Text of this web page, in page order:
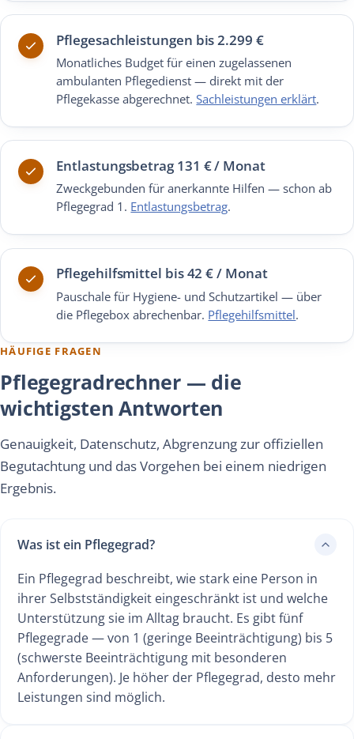
Pflegesachleistungen bis 2.299 €
Monatliches Budget für einen zugelassenen
ambulanten Pflegedienst — direkt mit der
Pflegekasse abgerechnet.Sachleistungen erklärt.
Entlastungsbetrag 131 € / Monat
Zweckgebunden für anerkannte Hilfen — schon ab
Pflegegrad 1. Entlastungsbetrag.
Pflegehilfsmittel bis 42 € / Monat
Pauschale für Hygiene- und Schutzartikel — über
die Pflegebox abrechenbar. Pflegehilfsmittel.
HÄUFIGE FRAGEN
Pflegegradrechner — die
wichtigsten Antworten
Genauigkeit, Datenschutz, Abgrenzung zur offiziellen
Begutachtung und das Vorgehen bei einem niedrigen
Ergebnis.
Was ist ein Pflegegrad?
Ein Pflegegrad beschreibt, wie stark eine Person in
ihrer Selbstständigkeit eingeschränkt ist und welche
Unterstützung sie im Alltag braucht. Es gibt fünf
Pflegegrade — von 1 (geringe Beeinträchtigung) bis 5
(schwerste Beeinträchtigung mit besonderen
Anforderungen). Je höher der Pflegegrad, desto mehr
Leistungen sind möglich.